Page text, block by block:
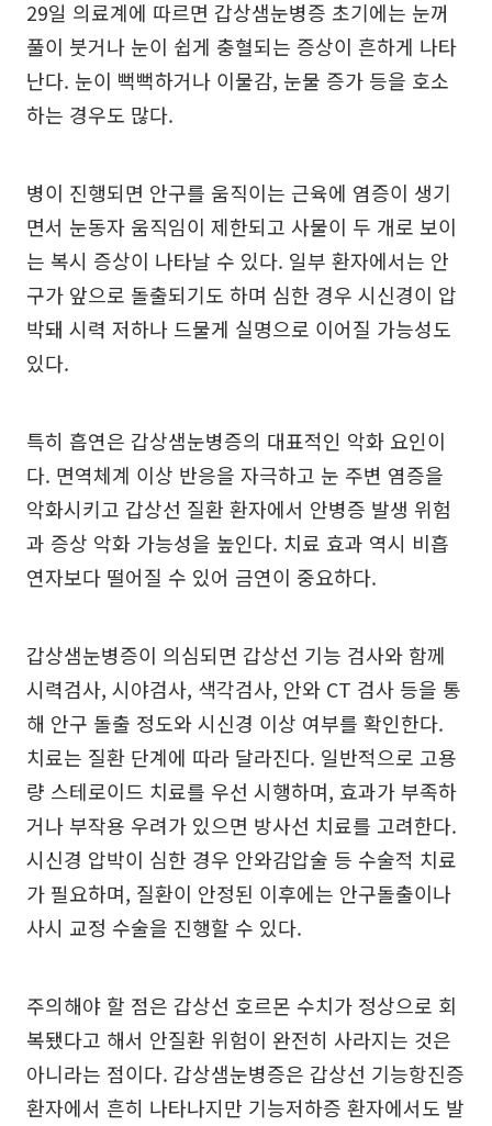
29일 의료계에 따르면 갑상샘눈병증 초기에는 눈꺼
풀이 붓거나 눈이 쉽게 충혈되는 증상이 흔하게 나타
난다. 눈이 뻑뻑하거나 이물감, 눈물 증가 등을 호소
하는 경우도 많다.
병이 진행되면 안구를 움직이는 근육에 염증이 생기
면서 눈동자 움직임이 제한되고 사물이 두 개로 보이
는 복시 증상이 나타날 수 있다. 일부 환자에서는 안
구가 앞으로 돌출되기도 하며 심한 경우 시신경이 압
박돼 시력 저하나 드물게 실명으로 이어질 가능성도
있다.
특히 흡연은 갑상샘눈병증의 대표적인 악화 요인이
다. 면역체계 이상 반응을 자극하고 눈 주변 염증을
악화시키고 갑상선 질환 환자에서 안병증 발생 위험
과 증상 악화 가능성을 높인다. 치료 효과 역시 비흡
연자보다 떨어질 수 있어 금연이 중요하다.
갑상샘눈병증이 의심되면 갑상선 기능 검사와 함께
시력검사, 시야검사, 색각검사, 안와 CT 검사 등을 통
해 안구 돌출 정도와 시신경 이상 여부를 확인한다.
치료는 질환 단계에 따라 달라진다. 일반적으로 고용
량 스테로이드 치료를 우선 시행하며, 효과가 부족하
거나 부작용 우려가 있으면 방사선 치료를 고려한다.
시신경 압박이 심한 경우 안와감압술 등 수술적 치료
가 필요하며, 질환이 안정된 이후에는 안구돌출이나
사시 교정 수술을 진행할 수 있다.
주의해야 할 점은 갑상선 호르몬 수치가 정상으로 회
복됐다고 해서 안질환 위험이 완전히 사라지는 것은
아니라는 점이다. 갑상샘눈병증은 갑상선 기능항진증
환자에서 흔히 나타나지만 기능저하증 환자에서도 발